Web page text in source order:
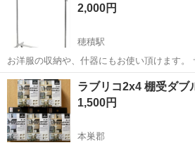
2,000円
穂積駅
お洋服の収納や、什器にもお使い頂けます。 サイズ：横幅100 × 奥行
42 × 高さ102〜184 できるだけ早くとりにき
いただきます。 よろしくおねがいします。
岐阜 瑞穂市 穂積駅 収納家具
ラブリコ2x4 棚受ダブ
1,500円
本巣郡